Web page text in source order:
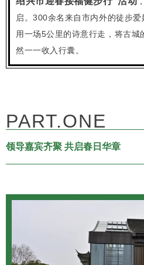
启。300余名来自市内外的徒步爱
用一场5公里的诗意行走，将古城
然一一收入行囊。
PART.ONE
领导嘉宾齐聚 共启春日华章